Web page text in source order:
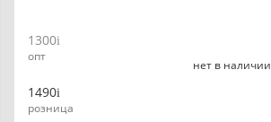
1300
опт
1490
розница
нет в наличии